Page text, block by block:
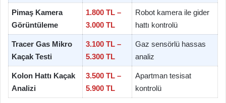
Pimaş Kamera
Görüntüleme
1.800 TL –
3.000 TL
Robot kamera ile gider
hattı kontrolü
Tracer Gas Mikro
Kaçak Testi
3.100 TL –
5.300 TL
Gaz sensörlü hassas
analiz
Kolon Hattı Kaçak
Analizi
3.500 TL –
5.900 TL
Apartman tesisat
kontrolü